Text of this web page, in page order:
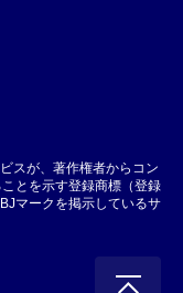
スが、著作権者からコン
とを示す登録商標（登録
マークを掲示しているサ